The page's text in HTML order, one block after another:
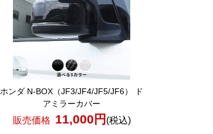
ホンダ N-BOX（JF3/JF4/JF5/JF6） ド
アミラーカバー
販売価格 11,000円 (税込)